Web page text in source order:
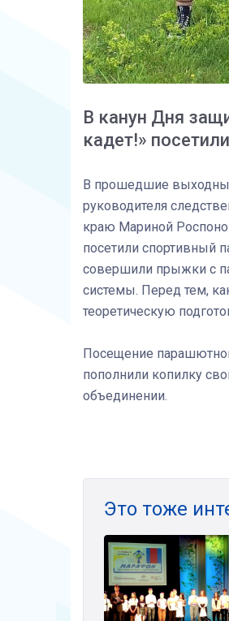
В канун Дня
кадет!»
В прошедшие
руководителя
краю Мариной
посетили спортивный
совершили прыжки с
системы. Перед тем,
теоретическую
Посещение
пополнили копилку
объединении.
Это тоже